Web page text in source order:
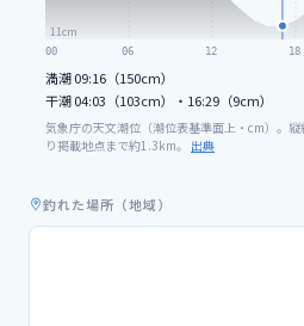
11cm
00 06 12 18
満潮09:16（150cm）
干潮04:03（103cm）・16:29（9cm）
気象庁の天文潮位（潮位表基準面上・cm）。
り掲載地点まで約1.3km。 出典
釣れた場所（地域）